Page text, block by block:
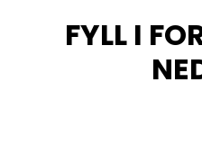
FYLL I